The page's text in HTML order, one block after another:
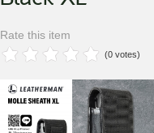
Rate this item
(0 votes)